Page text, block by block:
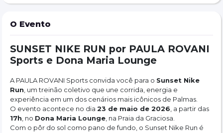
O Evento
SUNSET NIKE RUN por PAULA ROVANI
Sports e Dona Maria Lounge
A PAULA ROVANI Sports convida você para o Sunset Nike
Run , um treinão coletivo que une corrida, energia e
experiência em um dos cenários mais icônicos de Palmas.
O evento acontece no dia 23 de maio de 2026
17h , no Dona Maria Lounge , na Praia da Graciosa.
Com o pôr do sol como pano de fundo, o Sunset Nike Run é